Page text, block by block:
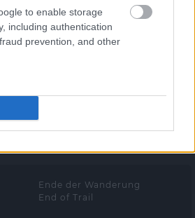
to enable storage
including authentication
prevention, and other
den GPS-Daten für die Wanderung
Road-Anfahrt. Hier bedeutet der
Off-Road-Fahrt.
Ende der Wanderung
End of Trail